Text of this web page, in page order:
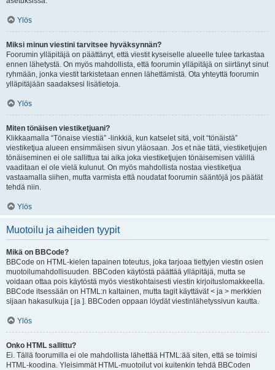
Ylös
Miksi minun viestini tarvitsee hyväksynnän?
Foorumin ylläpitäjä on päättänyt, että viestit kyseiselle alueelle tulee tarkastaa
ennen lähetystä. On myös mahdollista, että foorumin ylläpitäjä on siirtänyt sinut
ryhmään, jonka viestit tarkistetaan ennen lähettämistä. Ota yhteyttä foorumin
ylläpitäjään saadaksesi lisätietoja.
Ylös
Miten tönäisen viestiketjuani?
Klikkaamalla “Tönaise viestiä” -linkkiä, kun katselet sitä, voit “tönäistä”
viestiketjua alueen ensimmäisen sivun yläosaan. Jos et näe tätä, viestiketjujen
tönäiseminen ei ole sallittua tai aika joka viestiketjujen tönäisemisen välillä
vaaditaan ei ole vielä kulunut. On myös mahdollista nostaa viestiketjua
vastaamalla siihen, mutta varmista että noudatat foorumin sääntöjä jos päätät
tehdä niin.
Ylös
Muotoilu ja aiheiden tyypit
Mikä on BBCode?
BBCode on HTML-kielen tapainen toteutus, joka tarjoaa tiettyjen viestin osien
muotoilumahdollisuuden. BBCoden käytöstä päättää ylläpitäjä, mutta se
voidaan ottaa pois käytöstä myös viestikohtaisesti viestin kirjoituslomakkeella.
BBCode itsessään on HTML:n kaltainen, mutta tagit käyttävät < ja > merkkien
sijaan hakasulkuja [ ja ]. BBCoden oppaan löydät viestinlähetyssivun kautta.
Ylös
Onko HTML sallittu?
Ei. Tällä foorumilla ei ole mahdollista lähettää HTML:ää siten, että se toimisi
HTML-koodina. Yleisimmät HTML-muotoilut voi kuitenkin tehdä BBCoden